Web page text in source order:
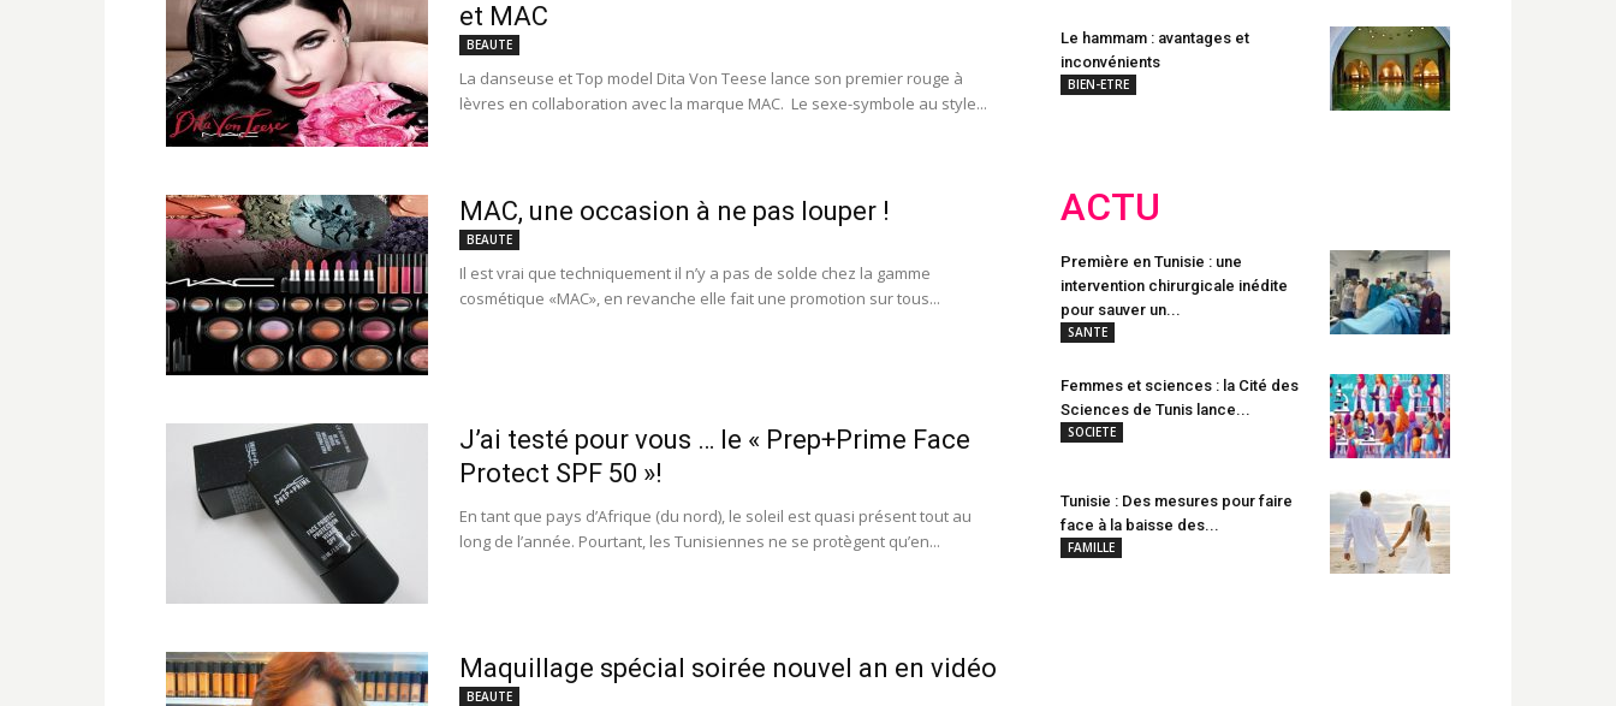
et MAC
BEAUTE
La danseuse et Top model Dita Von Teese lance son premier rouge à
lèvres en collaboration avec la marque MAC. Le sexe-symbole au style...
MAC, une occasion à ne pas louper !
BEAUTE
Il est vrai que techniquement il n’y a pas de solde chez la gamme
cosmétique «MAC», en revanche elle fait une promotion sur tous...
J’ai testé pour vous … le « Prep+Prime Face
Protect SPF 50 »!
En tant que pays d’Afrique (du nord), le soleil est quasi présent tout au
long de l’année. Pourtant, les Tunisiennes ne se protègent qu’en...
Maquillage spécial soirée nouvel an en vidéo
BEAUTE
Le hammam : avantages et
inconvénients
BIEN-ETRE
ACTU
Première en Tunisie : une
intervention chirurgicale inédite
pour sauver un...
SANTE
Femmes et sciences : la Cité des
Sciences de Tunis lance...
SOCIETE
Tunisie : Des mesures pour faire
face à la baisse des...
FAMILLE